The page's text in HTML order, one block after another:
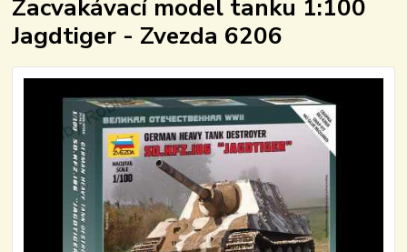
Zacvakávací model tanku 1:100
Jagdtiger - Zvezda 6206